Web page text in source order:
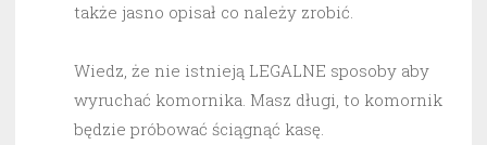
także jasno opisał co należy zrobić.
Wiedz, że nie istnieją LEGALNE sposoby aby
wyruchać komornika. Masz długi, to komornik
będzie próbować ściągnąć kasę.